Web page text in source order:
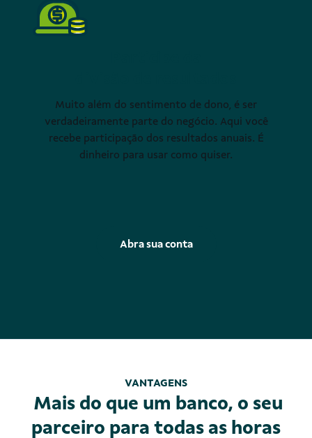
Muito além do sentimento de dono, é ser
verdadeiramente parte do negócio. Aqui você
recebe participação dos resultados anuais. É
dinheiro para usar como quiser.
Abra sua conta
VANTAGENS
Mais do que um banco, o seu
parceiro para todas as horas